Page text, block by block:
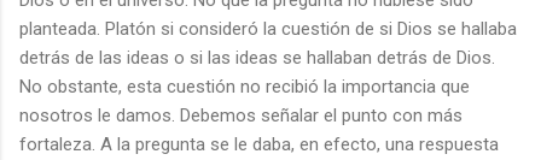
planteada. Platón si consideró la cuestión de si Dios se hallaba
detrás de las ideas o si las ideas se hallaban detrás de Dios.
No obstante, esta cuestión no recibió la importancia que
nosotros le damos. Debemos señalar el punto con más
fortaleza. A la pregunta se le daba, en efecto, una respuesta